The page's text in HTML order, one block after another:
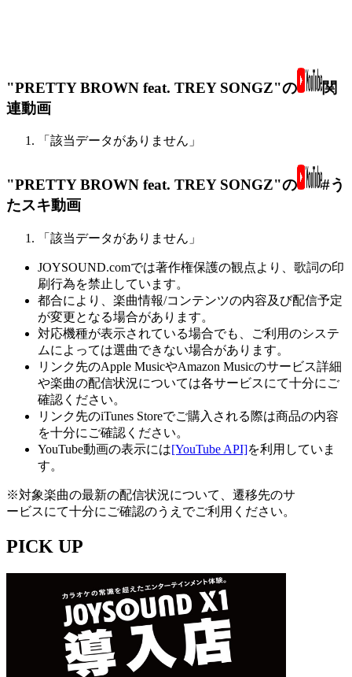
"PRETTY BROWN feat. TREY SONGZ"の
関
連動画
「該当データがありません」
"PRETTY BROWN feat. TREY SONGZ"の
#う
たスキ動画
「該当データがありません」
JOYSOUND.comでは著作権保護の観点より、歌詞の印
刷行為を禁止しています。
都合により、楽曲情報/コンテンツの内容及び配信予定
が変更となる場合があります。
対応機種が表示されている場合でも、ご利用のシステ
ムによっては選曲できない場合があります。
リンク先のApple MusicやAmazon Musicのサービス詳細
や楽曲の配信状況については各サービスにて十分にご
確認ください。
リンク先のiTunes Storeでご購入される際は商品の内容
を十分にご確認ください。
YouTube動画の表示には[YouTube API]を利用していま
す。
※対象楽曲の最新の配信状況について、遷移先のサ
ービスにて十分にご確認のうえでご利用ください。
PICK UP